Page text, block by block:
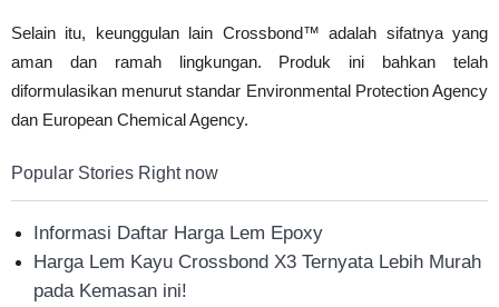
Selain itu, keunggulan lain Crossbond™ adalah sifatnya yang
aman dan ramah lingkungan. Produk ini bahkan telah
diformulasikan menurut standar Environmental Protection Agency
dan European Chemical Agency.
Popular Stories Right now
Informasi Daftar Harga Lem Epoxy
Harga Lem Kayu Crossbond X3 Ternyata Lebih Murah
pada Kemasan ini!